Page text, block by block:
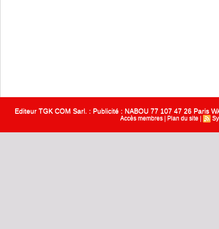
Editeur TGK COM Sarl. : Publicité : NABOU 77 107 47 26 Paris
Accès membres Plan du site